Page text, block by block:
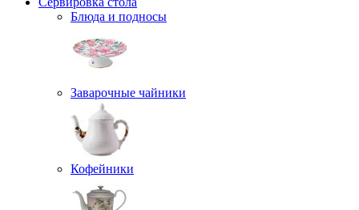
Блюда и подносы
Заварочные чайники
Кофейники